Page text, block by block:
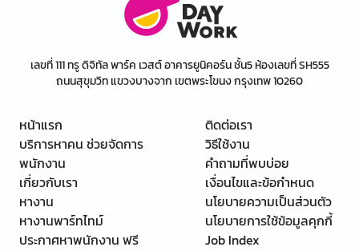
เลขที่ 111 ทรู ดิจิทัล พาร์ค เวสต์ อาคารยูนิคอร์น ชั้น5 ห้องเลขที่ SH555
ถนนสุขุมวิท แขวงบางจาก เขตพระโขนง กรุงเทพ 10260
หน้าแรก
บริการหาคน ช่วยจัดการ
พนักงาน
เกี่ยวกับเรา
หางาน
หางานพาร์ทไทม์
ประกาศหาพนักงาน ฟรี
ติดต่อเรา
วิธีใช้งาน
คำถามที่พบบ่อย
เงื่อนไขและข้อกำหนด
นโยบายความเป็นส่วนตัว
นโยบายการใช้ข้อมูลคุกกี้
Job Index